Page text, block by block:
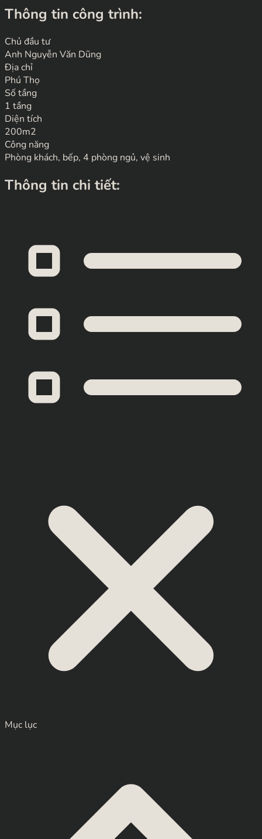
Thông tin công trình:
Chủ đầu tư
Anh Nguyễn Văn Dũng
Địa chỉ
Phú Thọ
Số tầng
1 tầng
Diện tích
200m2
Công năng
Phòng khách, bếp, 4 phòng ngủ, vệ sinh
Thông tin chi tiết:
Mục lục